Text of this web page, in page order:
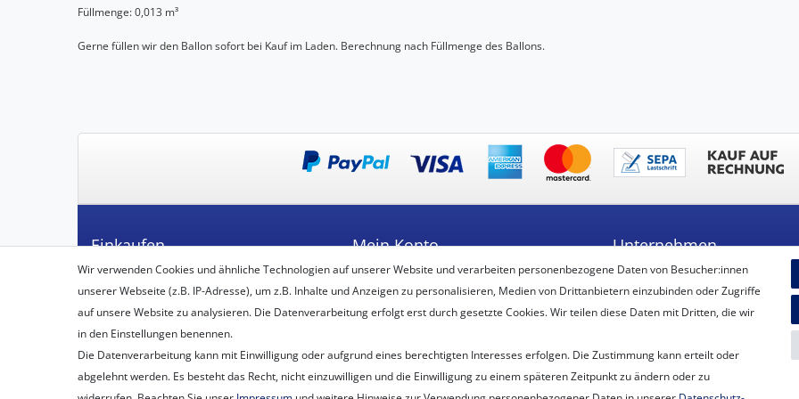
Füllmenge: 0,013 m³
Gerne füllen wir den Ballon sofort bei Kauf im Laden. Berechnung nach Füllmenge des Ballons.
Einkaufen
Zahlungsarten
Versandarten & -kosten
Widerrufsbelehrung
Vertrag widerrufen
Warenkorb
Zur Kasse
Mein Konto
Registrieren
Login
Unternehmen
Unser Ballon-Lieferservice
Unsere Filiale
Unsere Mitarbeiter
Datenschutzerklärung
AGB
Wir verwenden Cookies und ähnliche Technologien auf unserer Website und verarbeiten personenbezogene Daten von Besucher:innen
unserer Webseite (z.B. IP-Adresse), um z.B. Inhalte und Anzeigen zu personalisieren, Medien von Drittanbietern einzubinden oder Zugriffe
auf unsere Website zu analysieren. Die Datenverarbeitung erfolgt erst durch gesetzte Cookies. Wir teilen diese Daten mit Dritten, die wir
in den Einstellungen benennen.
Die Datenverarbeitung kann mit Einwilligung oder aufgrund eines berechtigten Interesses erfolgen. Die Zustimmung kann erteilt oder
abgelehnt werden. Es besteht das Recht, nicht einzuwilligen und die Einwilligung zu einem späteren Zeitpunkt zu ändern oder zu